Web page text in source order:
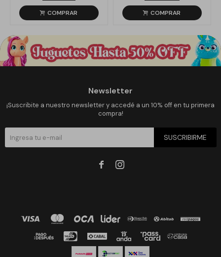
Newsletter
¡Suscribite a nuestro newsletter y accedé a un 10% off en tu primera
compra!
SUSCRIBIRME
 